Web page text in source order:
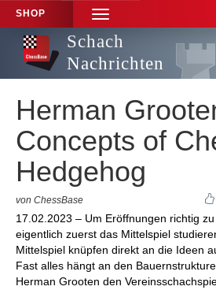
SHOP
TOGGLE
NAVIGATION
Schach
Nachrichten
Herman
Concepts of
Hedgehog
von ChessBase
17.02.2023 – Um Eröffnungen richtig
eigentlich zuerst das Mittelspiel
Mittelspiel knüpfen direkt an die Ideen
Fast alles hängt an den
Herman Grooten den